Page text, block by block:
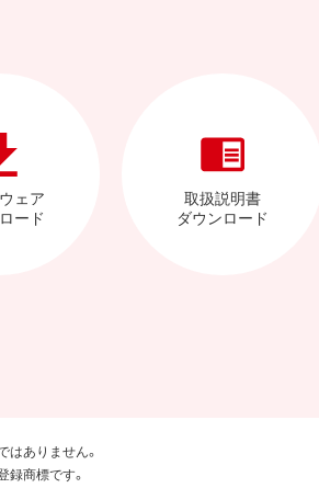
ェア
ード
取扱説明書
ダウンロード
ありません。
商標です。